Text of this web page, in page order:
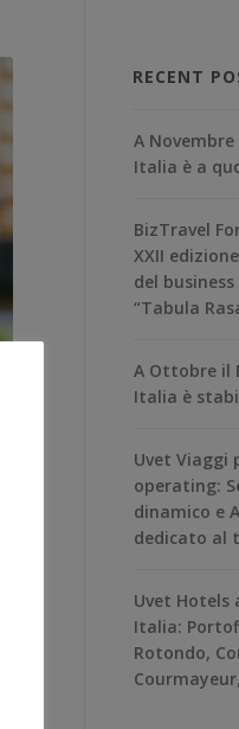
RECENT
A
Italia è a
BizTravel
XXII
del
“Tabula
A Ottobre il
Italia è
Uvet Viaggi
operating:
dinamico e
dedicato al
Uvet Hotels
Italia:
Rotondo,